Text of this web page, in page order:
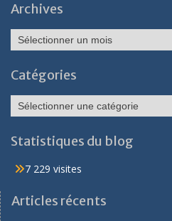
Archives
Archives
Catégories
Catégories
Statistiques du blog
7 229 visites
Articles récents